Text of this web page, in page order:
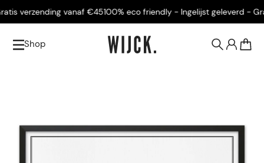
verzending vanaf €45100% eco friendly - Ingelijst geleverd -
Shop